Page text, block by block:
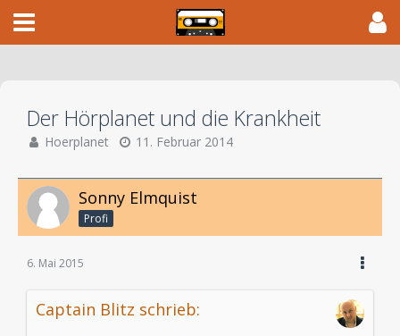
Der Hörplanet und die Krankheit
Hoerplanet 11. Februar 2014
Sonny Elmquist
Profi
6. Mai 2015
Captain Blitz schrieb: